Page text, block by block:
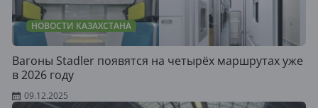
НОВОСТИ КАЗАХСТАНА
Вагоны Stadler появятся на четырёх маршрутах уже
в 2026 году
09.12.2025